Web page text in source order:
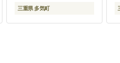
三重県 多気町